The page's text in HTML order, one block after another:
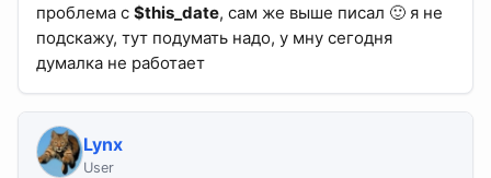
проблема с $this_date, сам же выше писал 🙂 я не
подскажу, тут подумать надо, у мну сегодня
думалка не работает
Lynx
User